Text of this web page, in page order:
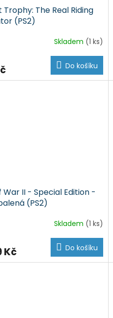
Trophy: The Real Riding
(PS2)
Skladem (1 ks)
Do košíku
War II - Special Edition -
(PS2)
Skladem (1 ks)
Kč Do košíku